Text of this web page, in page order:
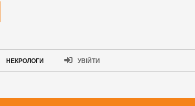
НЕКРОЛОГИ УВІЙТИ